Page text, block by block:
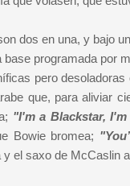
dos en una, y bajo
base programada
pero desoladoras
que, para aliviar
"I'm a Blackstar,
Bowie bromea;
y el saxo de